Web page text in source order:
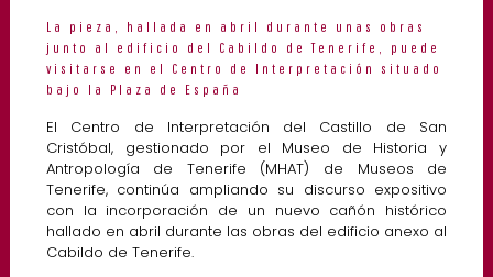
La pieza, hallada en abril durante unas obras
junto al edificio del Cabildo de Tenerife, puede
visitarse en el Centro de Interpretación situado
bajo la Plaza de España
El Centro de Interpretación del Castillo de San
Cristóbal, gestionado por el Museo de Historia y
Antropología de Tenerife (MHAT) de Museos de
Tenerife, continúa ampliando su discurso expositivo
con la incorporación de un nuevo cañón histórico
hallado en abril durante las obras del edificio anexo al
Cabildo de Tenerife.